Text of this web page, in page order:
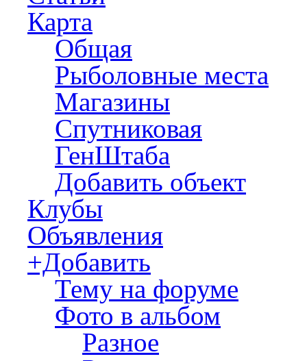
Карта
Общая
Рыболовные места
Магазины
Спутниковая
ГенШтаба
Добавить объект
Клубы
Объявления
+Добавить
Тему на форуме
Фото в альбом
Разное